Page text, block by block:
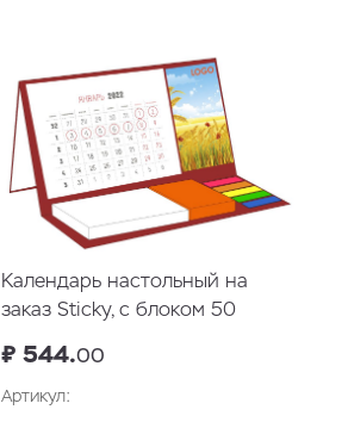
Календарь настольный на
заказ Sticky, с блоком 50
₽ 544.00
Артикул: